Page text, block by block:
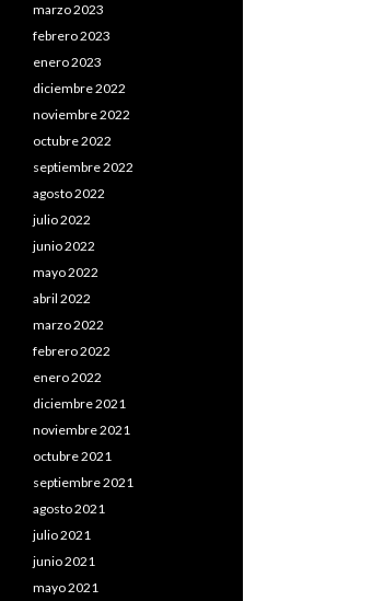
marzo 2023
febrero 2023
enero 2023
diciembre 2022
noviembre 2022
octubre 2022
septiembre 2022
agosto 2022
julio 2022
junio 2022
mayo 2022
abril 2022
marzo 2022
febrero 2022
enero 2022
diciembre 2021
noviembre 2021
octubre 2021
septiembre 2021
agosto 2021
julio 2021
junio 2021
mayo 2021